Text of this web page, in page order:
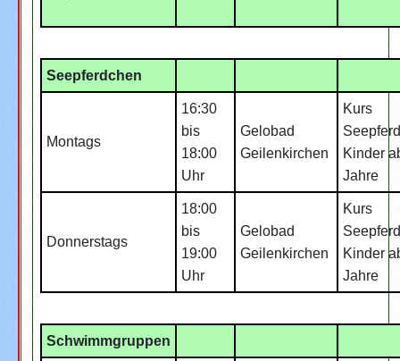
Seepferdchen
Montags
16:30
bis
18:00
Uhr
Gelobad
Geilenkirchen
Kurs
Kinder
Jahre
Donnerstags
18:00
bis
19:00
Uhr
Gelobad
Geilenkirchen
Kurs
Kinder
Jahre
Schwimmgruppen